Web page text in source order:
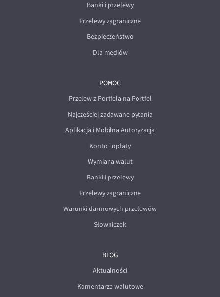
Banki i przelewy
Przelewy zagraniczne
Bezpieczeństwo
Dla mediów
POMOC
Przelew z Portfela na Portfel
Najczęściej zadawane pytania
Aplikacja i Mobilna Autoryzacja
Konto i opłaty
Wymiana walut
Banki i przelewy
Przelewy zagraniczne
Warunki darmowych przelewów
Słowniczek
BLOG
Aktualności
Komentarze walutowe